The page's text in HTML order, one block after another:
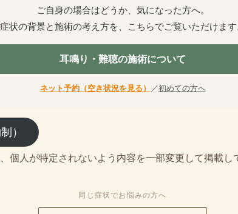
ご自身の場合はどうか、気になった方へ。
症状の背景と施術の考え方を、こちらでご覧いただけます
耳鳴り・難聴の施術について
ネット予約（空き状況を見る） ／初めての方へ
）
個人が特定されないよう内容を一部変更して掲載し
同じ症状でお悩みの方へ